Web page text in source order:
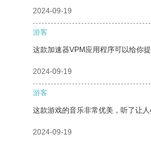
2024-09-19
游客
这款加速器VPM应用程序可以给你
2024-09-19
游客
这款游戏的音乐非常优美，听了让人
2024-09-19